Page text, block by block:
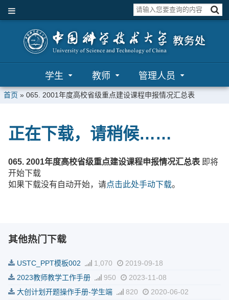
学生 教师 管理人员
首页 » 065. 2001年度高校省级重点建设课程申报情况汇总表
正在下载，请稍候……
065. 2001年度高校省级重点建设课程申报情况汇总表 即将
开始下载
如果下载没有自动开始，请点击此处手动下载。
其他热门下载
USTC_PPT模板002 1,070
2019-09-18
2023教师教学工作手册
950
2023-11-08
大创计划开题操作手册-学生端
820
2020-06-02